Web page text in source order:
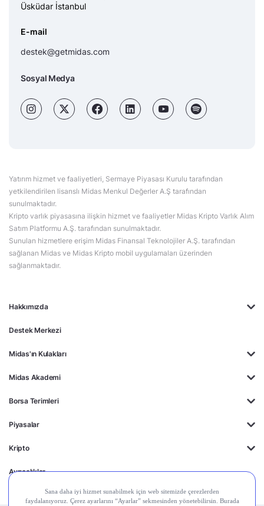
Hakkımızda
Destek Merkezi
Midas'ın Kulakları
Midas Akademi
Borsa Terimleri
Piyasalar
Kripto
Ayrıcalıklar
Üsküdar İstanbul
E-mail
destek@getmidas.com
Sosyal Medya
Yatırım hizmet ve faaliyetleri, Sermaye Piyasası Kurulu tarafından
yetkilendirilen lisanslı Midas Menkul Değerler A.Ş tarafından
sunulmaktadır.
Kripto varlık piyasasına ilişkin hizmet ve faaliyetler Midas Kripto Varlık Alım
Satım Platformu A.Ş. tarafından sunulmaktadır.
Sunulan hizmetlere erişim Midas Finansal Teknolojiler A.Ş. tarafından
sağlanan Midas ve Midas Kripto mobil uygulamaları üzerinden
sağlanmaktadır.